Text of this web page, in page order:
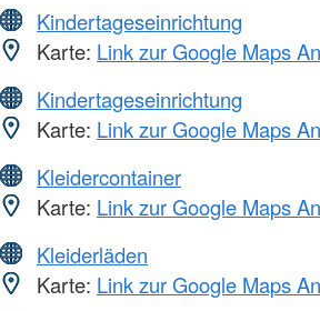
Kindertageseinrichtung
Karte: Link zur Google Maps
Kindertageseinrichtung
Karte: Link zur Google Maps
Kleidercontainer
Karte: Link zur Google Maps
Kleiderläden
Karte: Link zur Google Maps